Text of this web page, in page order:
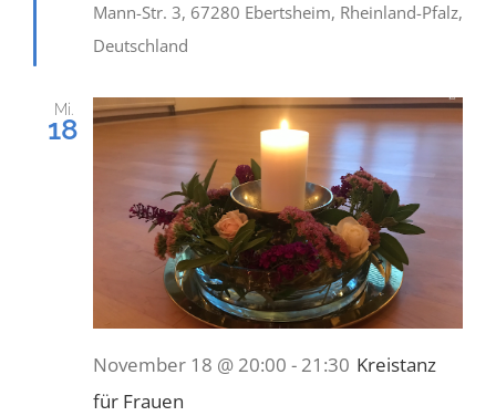
Mann-Str. 3, 67280 Ebertsheim, Rheinland-Pfalz,
Deutschland
Mi.
18
November 18 @ 20:00 - 21:30 Kreistanz
für Frauen